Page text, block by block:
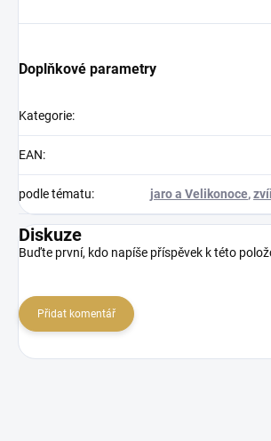
Doplňkové parametry
Kategorie:
EAN:
podle tématu: jaro a Velikonoce,
Diskuze
Buďte první, kdo napíše příspěvek k této
Přidat komentář